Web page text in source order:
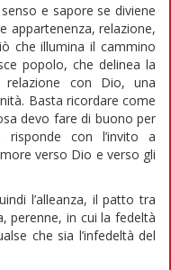
e sapore se diviene
appartenenza, relazione,
che illumina il cammino
popolo, che delinea la
con Dio, una
Basta ricordare come
devo fare di buono per
con l’invito a
verso Dio e verso gli
l’alleanza, il patto tra
perenne, in cui la fedeltà
che sia l’infedeltà del